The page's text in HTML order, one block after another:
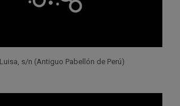
s/n (Antiguo Pabellón de Perú)